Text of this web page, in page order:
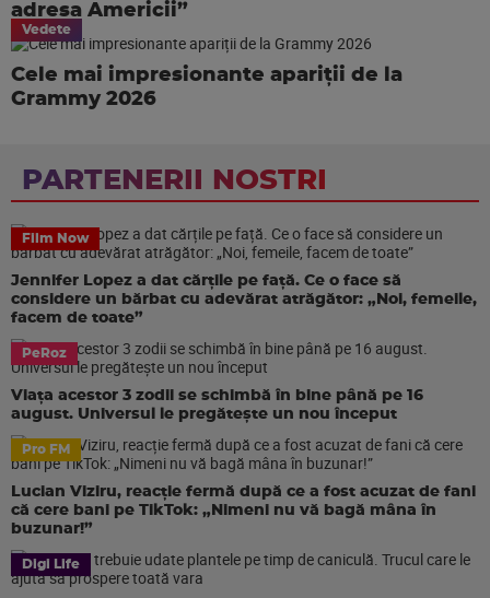
adresa Americii”
Vedete
Cele mai impresionante apariții de la
Grammy 2026
PARTENERII NOSTRI
Film Now
Jennifer Lopez a dat cărțile pe față. Ce o face să
considere un bărbat cu adevărat atrăgător: „Noi, femeile,
facem de toate”
PeRoz
Viața acestor 3 zodii se schimbă în bine până pe 16
august. Universul le pregătește un nou început
Pro FM
Lucian Viziru, reacție fermă după ce a fost acuzat de fani
că cere bani pe TikTok: „Nimeni nu vă bagă mâna în
buzunar!”
Digi Life